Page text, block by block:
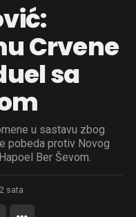
Crvene
sa
u sastavu zbog
pobeda protiv Novog
Ber Ševom.
2 sata